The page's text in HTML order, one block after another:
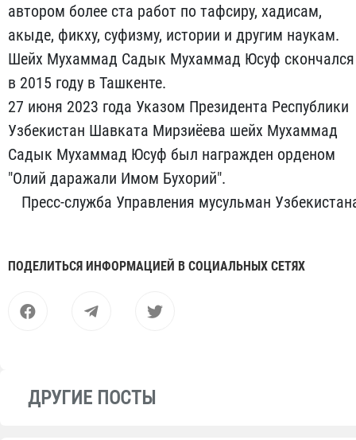
автором более ста работ по тафсиру, хадисам,
акыде, фикху, суфизму, истории и другим наукам.
Шейх Мухаммад Садык Мухаммад Юсуф скончался
в 2015 году в Ташкенте.
27 июня 2023 года Указом Президента Республики
Узбекистан Шавката Мирзиёева шейх Мухаммад
Садык Мухаммад Юсуф был награжден орденом
"Олий даражали Имом Бухорий".
Пресс-служба Управления мусульман
ПОДЕЛИТЬСЯ ИНФОРМАЦИЕЙ В СОЦИАЛЬНЫХ СЕТЯХ
ДРУГИЕ ПОСТЫ